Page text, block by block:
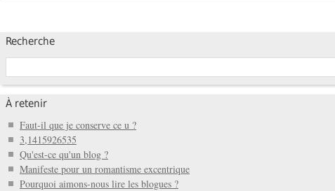
Recherche
À retenir
Faut-il que je conserve ce u ?
3,1415926535
Qu'est-ce qu'un blog ?
Manifeste pour un romantisme excentrique
Pourquoi aimons-nous lire les blogues ?